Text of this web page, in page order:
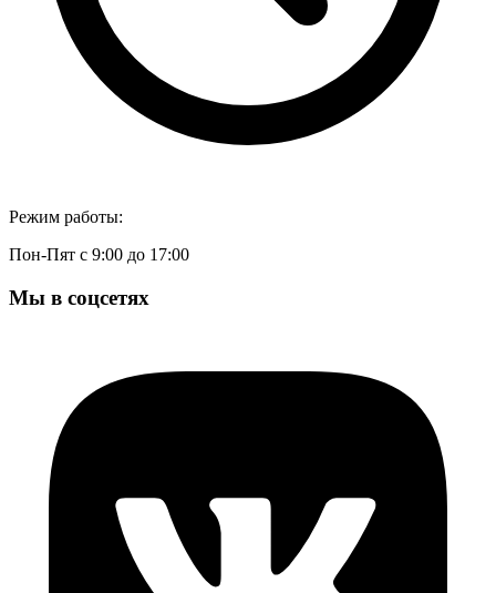
Режим работы:
Пон-Пят с 9:00 до 17:00
Мы в соцсетях